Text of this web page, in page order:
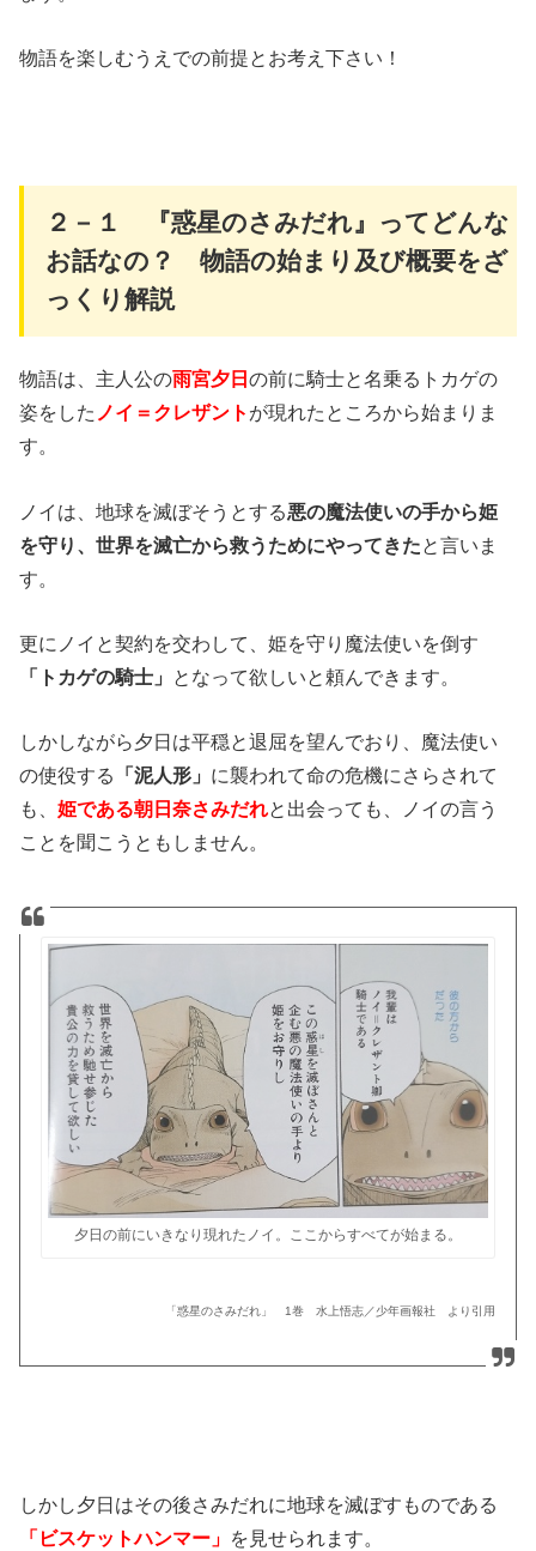
物語を楽しむうえでの前提とお考え下さい！
２－１ 『惑星のさみだれ』ってどんな
お話なの？ 物語の始まり及び概要をざ
っくり解説
物語は、主人公の雨宮夕日の前に騎士と名乗るトカゲの
姿をした ノイ＝クレザント が現れたところから始まりま
す。
ノイは、地球を滅ぼそうとする悪の魔法使いの手から姫
を守り、世界を滅亡から救うためにやってきたと言いま
す。
更にノイと契約を交わして、姫を守り魔法使いを倒す
「トカゲの騎士」 となって欲しいと頼んできます。
しかしながら夕日は平穏と退屈を望んでおり、魔法使い
の使役する
「泥人形」 に襲われて命の危機にさらされて
も、姫である朝日奈さみだれと出会っても、ノイの言う
ことを聞こうともしません。
夕日の前にいきなり現れたノイ。ここからすべてが始まる。
「惑星のさみだれ」 1巻 水上悟志／少年画報社 より引用
しかし夕日はその後さみだれに地球を滅ぼすものである
「ビスケットハンマー」 を見せられます。